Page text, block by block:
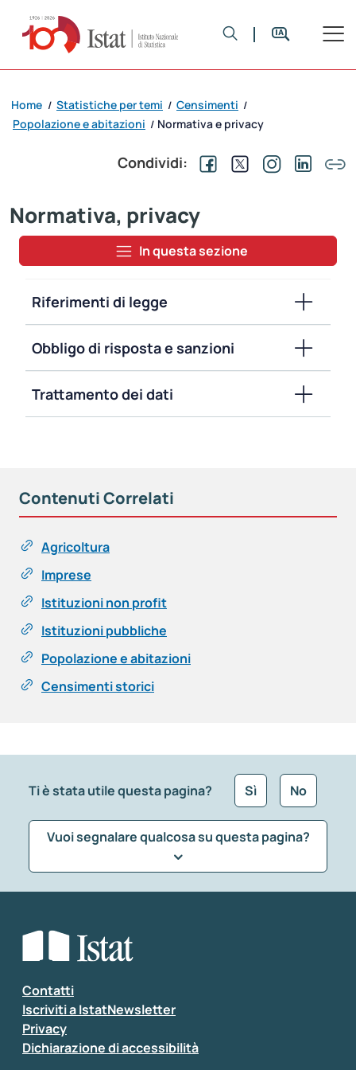
Home / Statistiche per temi / Censimenti /
Popolazione e abitazioni / Normativa e privacy
Condividi:
Normativa, privacy
In questa sezione
Riferimenti di legge
Obbligo di risposta e sanzioni
Trattamento dei dati
Contenuti Correlati
Agricoltura
Imprese
Istituzioni non profit
Istituzioni pubbliche
Popolazione e abitazioni
Censimenti storici
Ti è stata utile questa pagina? Sì No
Vuoi segnalare qualcosa su questa pagina?
Seleziona la tipologia della segnalazione
Inserisci il tuo commento
Contatti
Iscriviti a IstatNewsletter
Privacy
Dichiarazione di accessibilità